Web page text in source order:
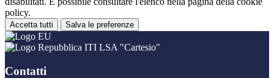
policy.
Accetta tutti Salva le preferenze
ITI LSA "Cartesio"
Contatti